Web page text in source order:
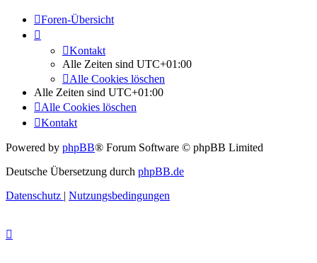
Foren-Übersicht
Kontakt
Alle Zeiten sind UTC+01:00
Alle Cookies löschen
Alle Zeiten sind UTC+01:00
Alle Cookies löschen
Kontakt
Powered by phpBB® Forum Software © phpBB Limited
Deutsche Übersetzung durch phpBB.de
Datenschutz | Nutzungsbedingungen